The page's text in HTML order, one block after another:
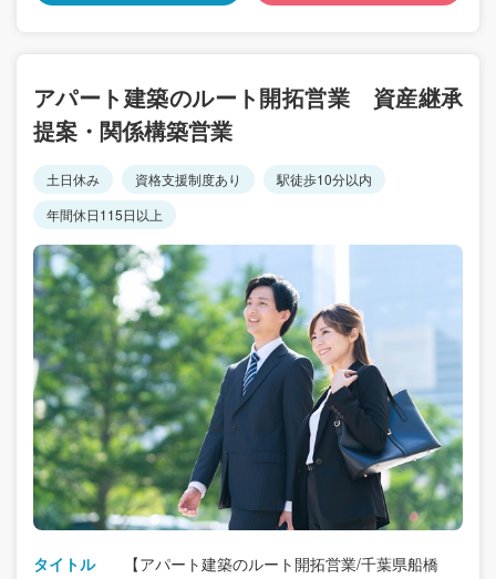
アパート建築のルート開拓営業 資産継承
提案・関係構築営業
土日休み 資格支援制度あり
駅徒歩10分以内
年間休日115日以上
タイトル
【アパート建築のルート開拓営業/千葉県船橋